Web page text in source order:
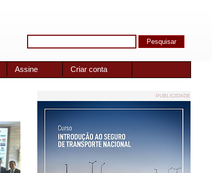
Assine Criar conta
PUBLICIDADE